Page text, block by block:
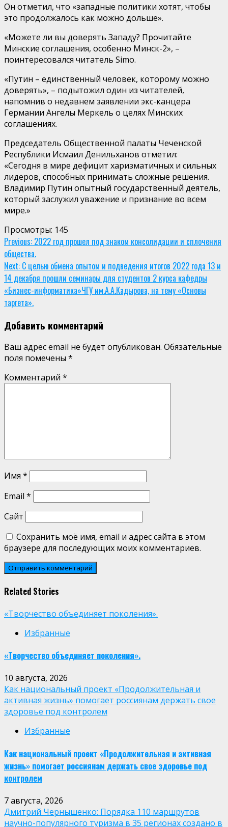
Он отметил, что «западные политики хотят, чтобы
это продолжалось как можно дольше».
«Можете ли вы доверять Западу? Прочитайте
Минские соглашения, особенно Минск-2», –
поинтересовался читатель Simo.
«Путин – единственный человек, которому можно
доверять», – подытожил один из читателей,
напомнив о недавнем заявлении экс-канцера
Германии Ангелы Меркель о целях Минских
соглашениях.
Председатель Общественной палаты Чеченской
Республики Исмаил Денильханов отметил:
«Сегодня в мире дефицит харизматичных и сильных
лидеров, способных принимать сложные решения.
Владимир Путин опытный государственный деятель,
который заслужил уважение и признание во всем
мире.»
Просмотры: 145
Continue
Reading
Previous: 2022 год прошел под знаком консолидации и сплочения
общества.
Next: С целью обмена опытом и подведения итогов 2022 года 13 и
14 декабря прошли семинары для студентов 2 курса кафедры
«Бизнес-информатика»ЧГУ им.А.А.Кадырова, на тему «Основы
таргета».
Добавить комментарий
Ваш адрес email не будет опубликован. Обязательные
поля помечены *
Комментарий *
Имя *
Email *
Сайт
Сохранить моё имя, email и адрес сайта в этом
браузере для последующих моих комментариев.
Related Stories
«Творчество объединяет поколения».
Избранные
«Творчество объединяет поколения».
10 августа, 2026
Как национальный проект «Продолжительная и
активная жизнь» помогает россиянам держать свое
здоровье под контролем
Избранные
Как национальный проект «Продолжительная и активная
жизнь» помогает россиянам держать свое здоровье под
контролем
7 августа, 2026
Дмитрий Чернышенко: Порядка 110 маршрутов
научно-популярного туризма в 35 регионах создано в